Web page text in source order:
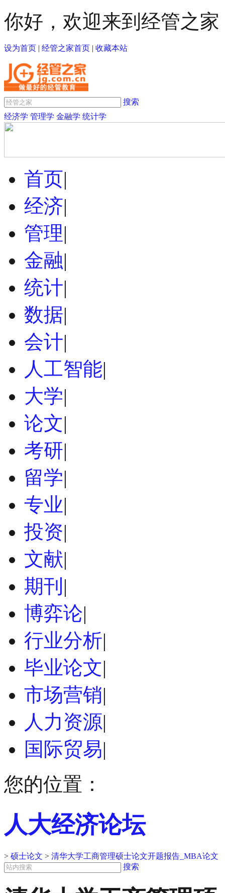
你好，欢迎来到经管之家
设为首页 | 经管之家首页 | 收藏本站
搜索
经济学 管理学 金融学 统计学
首页|
经济|
管理|
金融|
统计|
数据|
会计|
人工智能|
大学|
论文|
考研|
留学|
专业|
投资|
文献|
期刊 |
博弈论|
行业分析|
毕业论文|
市场营销|
人力资源|
国际贸易|
您的位置：
人大经济论坛
> 硕士论文 > 清华大学工商管理硕士论文开题报告_MBA论文
搜索